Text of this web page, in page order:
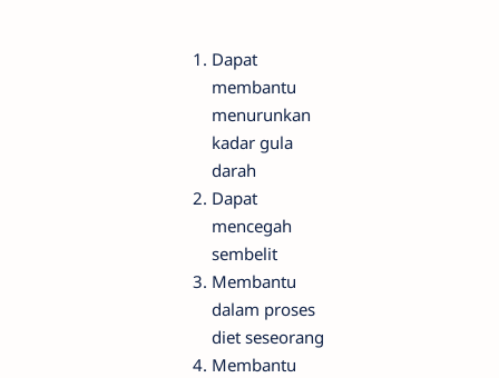
Dapat
membantu
menurunkan
kadar gula
darah
Dapat
mencegah
sembelit
Membantu
dalam proses
diet seseorang
Membantu